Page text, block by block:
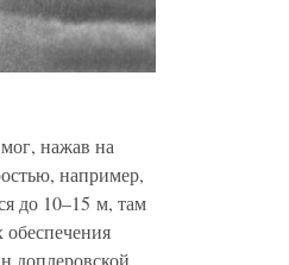
нажав на
например,
до 10–15 м, там
обеспечения